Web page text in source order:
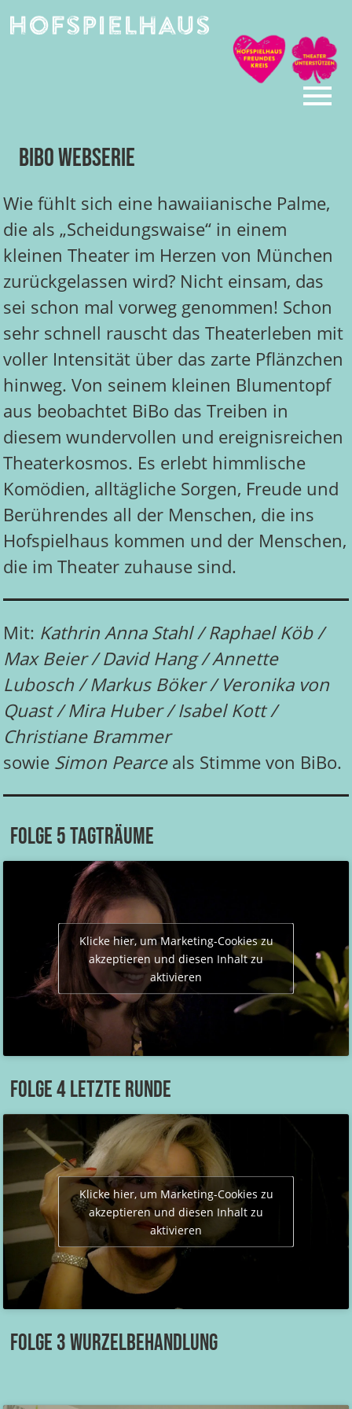
BiBo Webserie
Wie fühlt sich eine hawaiianische Palme,
die als „Scheidungswaise“ in einem
kleinen Theater im Herzen von München
zurückgelassen wird? Nicht einsam, das
sei schon mal vorweg genommen! Schon
sehr schnell rauscht das Theaterleben mit
voller Intensität über das zarte Pflänzchen
hinweg. Von seinem kleinen Blumentopf
aus beobachtet BiBo das Treiben in
diesem wundervollen und ereignisreichen
Theaterkosmos. Es erlebt himmlische
Komödien, alltägliche Sorgen, Freude und
Berührendes all der Menschen, die ins
Hofspielhaus kommen und der Menschen,
die im Theater zuhause sind.
Mit: Kathrin Anna Stahl / Raphael Köb /
Max Beier / David Hang / Annette
Lubosch / Markus Böker / Veronika von
Quast / Mira Huber / Isabel Kott /
Christiane Brammer
sowie Simon Pearceals Stimme von BiBo.
Folge 5 Tagträume
Klicke hier, um Marketing-Cookies zu
akzeptieren und diesen Inhalt zu
aktivieren
Folge 4 Letzte Runde
Klicke hier, um Marketing-Cookies zu
akzeptieren und diesen Inhalt zu
aktivieren
Folge 3 Wurzelbehandlung